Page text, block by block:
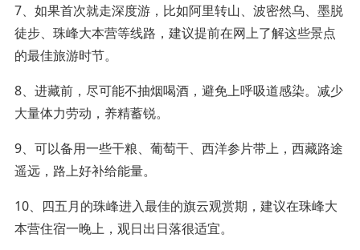
7、如果首次就走深度游，比如阿里转山、波密然乌、墨脱
徒步、珠峰大本营等线路，建议提前在网上了解这些景点
的最佳旅游时节。
8、进藏前，尽可能不抽烟喝酒，避免上呼吸道感染。减少
大量体力劳动，养精蓄锐。
9、可以备用一些干粮、葡萄干、西洋参片带上，西藏路途
遥远，路上好补给能量。
10、四五月的珠峰进入最佳的旗云观赏期，建议在珠峰大
本营住宿一晚上，观日出日落很适宜。